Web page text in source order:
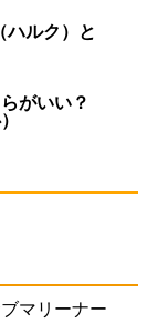
ルク）と
がいい？
マリーナー